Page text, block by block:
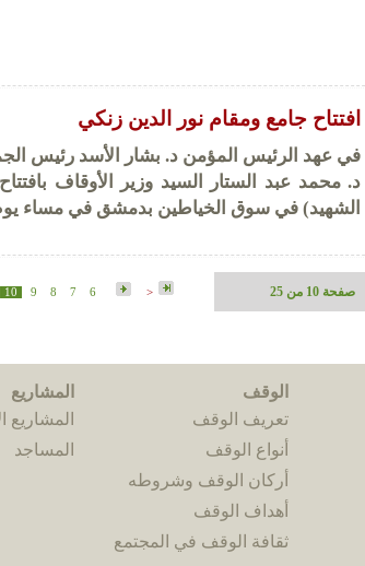
افتتاح جامع ومقام نور الدين زنكي
في عهد الرئيس المؤمن د. بشار الأسد رئيس
د. محمد عبد الستار السيد وزير الأوقاف
الشهيد) في سوق الخياطين بدمشق في مساء يوم
<
6
7
8
9
10 صفحة 10 من 25
الوقف
تعريف الوقف
أنواع الوقف
أركان الوقف وشروطه
أهداف الوقف
ثقافة الوقف في المجتمع
المشاريع
المشاريع
المساجد